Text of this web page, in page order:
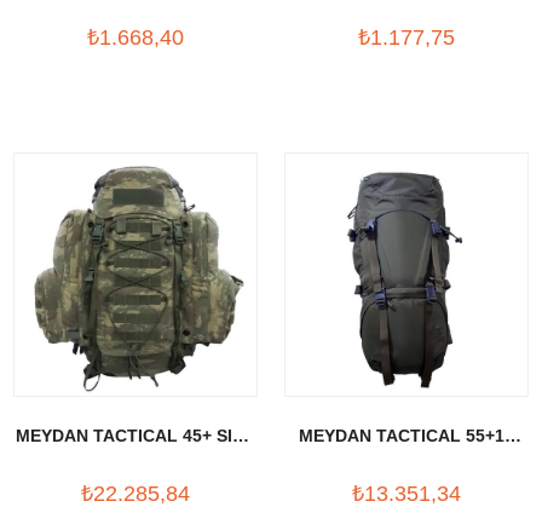
₺1.668,40 ₺1.177,75
MEYDAN TACTICAL 45+ SIRT
₺22.285,84
MEYDAN TACTICAL 55+10
₺13.351,34